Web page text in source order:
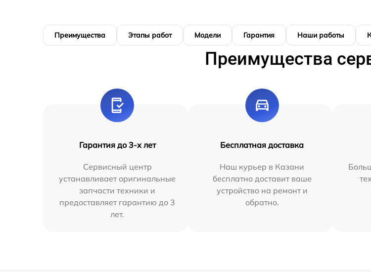
Преимущества Этапы работ Модели Гарантия Наши работы
Преимущества
Гарантия до 3-х лет
Сервисный центр
устанавливает оригинальные
запчасти техники и
предоставляет гарантию до 3
лет.
Бесплатная доставка
Наш курьер в Казани
бесплатно доставит ваше
устройство на ремонт и
обратно.